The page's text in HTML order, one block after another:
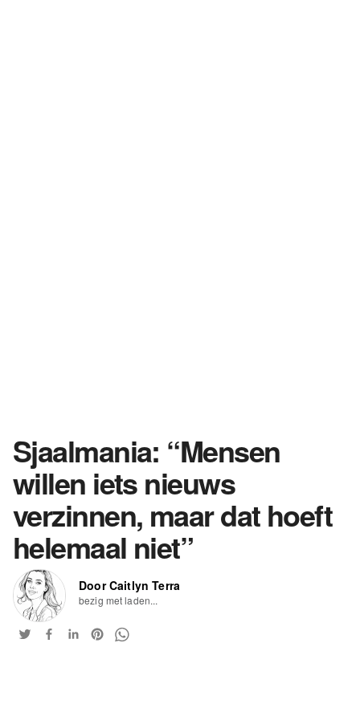
Sjaalmania: “Mensen
willen iets nieuws
verzinnen, maar dat hoeft
helemaal niet”
Door Caitlyn Terra
bezig met laden...